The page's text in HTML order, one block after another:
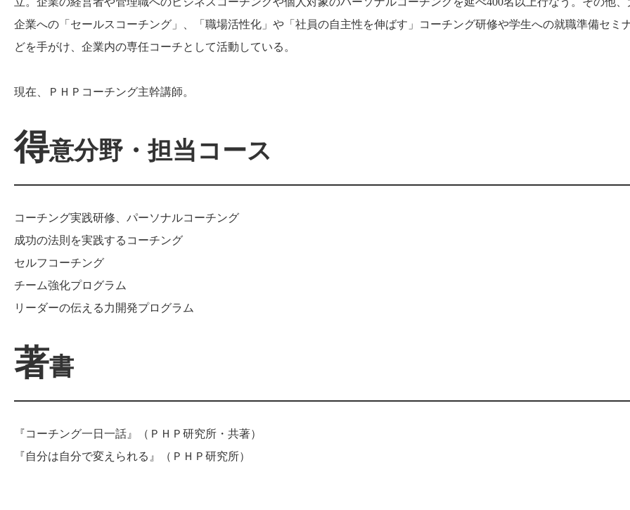
企業への「セールスコーチング」、「職場活性化」や「社員の自主性を伸ばす」コーチング研修や学生への就職準備セミ
どを手がけ、企業内の専任コーチとして活動している。
現在、ＰＨＰコーチング主幹講師。
得意分野・担当コース
コーチング実践研修、パーソナルコーチング
成功の法則を実践するコーチング
セルフコーチング
チーム強化プログラム
リーダーの伝える力開発プログラム
著書
『コーチング一日一話』（ＰＨＰ研究所・共著）
『自分は自分で変えられる』（ＰＨＰ研究所）